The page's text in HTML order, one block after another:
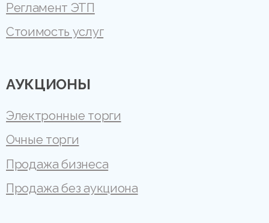
Регламент ЭТП
Стоимость услуг
АУКЦИОНЫ
Электронные торги
Очные торги
Продажа бизнеса
Продажа без аукциона